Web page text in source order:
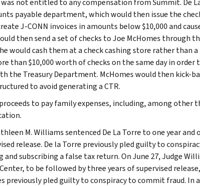
payable department, which would then issue the
J-CONN invoices in amounts below $10,000 and
then send a set of checks to Joe McHomes through
would cash them at a check cashing store rather than
than $10,000 worth of checks on the same day in order
the Treasury Department. McHomes would then kick-
to avoid generating a CTR.
to pay family expenses, including, among other
M. Williams sentenced De La Torre to one year
release. De la Torre previously pled guilty to
and subscribing a false tax return. On June 27, Judge
to be followed by three years of supervised
previously pled guilty to conspiracy to commit fraud. In